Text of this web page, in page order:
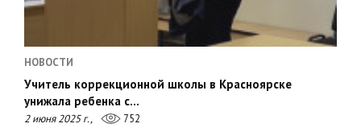
НОВОСТИ
Учитель коррекционной школы в Красноярске
унижала ребенка с…
2 июня 2025 г., 752